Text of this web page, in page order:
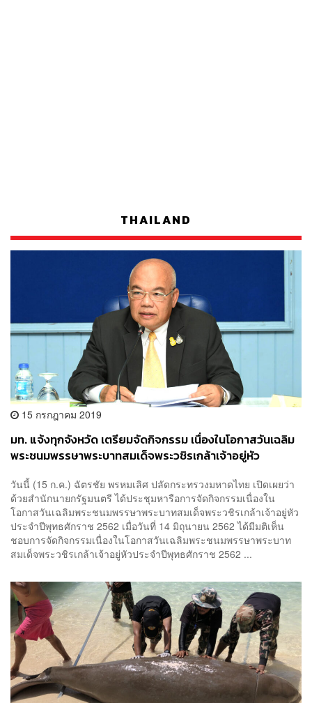
THAILAND
15 กรกฎาคม 2019
มท. แจ้งทุกจังหวัด เตรียมจัดกิจกรรม เนื่องในโอกาสวันเฉลิม
พระชนมพรรษาพระบาทสมเด็จพระวชิรเกล้าเจ้าอยู่หัว
วันนี้ (15 ก.ค.) ฉัตรชัย พรหมเลิศ ปลัดกระทรวงมหาดไทย เปิดเผยว่า
ด้วยสำนักนายกรัฐมนตรี ได้ประชุมหารือการจัดกิจกรรมเนื่องใน
โอกาสวันเฉลิมพระชนมพรรษาพระบาทสมเด็จพระวชิรเกล้าเจ้าอยู่หัว
ประจำปีพุทธศักราช 2562 เมื่อวันที่ 14 มิถุนายน 2562 ได้มีมติเห็น
ชอบการจัดกิจกรรมเนื่องในโอกาสวันเฉลิมพระชนมพรรษาพระบาท
สมเด็จพระวชิรเกล้าเจ้าอยู่หัวประจำปีพุทธศักราช 2562 ...